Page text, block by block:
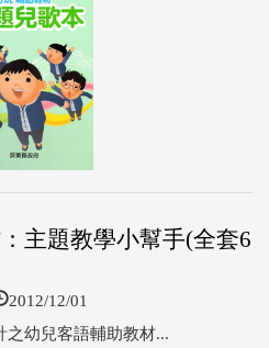
主題教學小幫手(全套6
2012/12/01
之幼兒客語輔助教材...